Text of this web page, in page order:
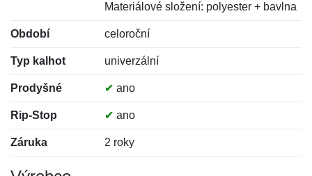
Materiálové složení: polyester + bavlna
Období celoroční
Typ kalhot univerzální
Prodyšné ✔ ano
Rip-Stop ✔ ano
Záruka 2 roky